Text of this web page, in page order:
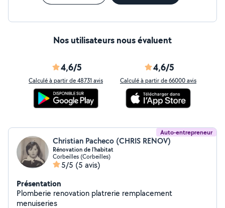
Nos utilisateurs nous évaluent
4,6/5
Calculé à partir de 48731 avis
4,6/5
Calculé à partir de 66000 avis
Auto-entrepreneur
Christian Pacheco (CHRIS RENOV)
Rénovation de l'habitat
Corbeilles (Corbeilles)
5/5 (5 avis)
Présentation
Plomberie renovation platrerie remplacement
menuiseries